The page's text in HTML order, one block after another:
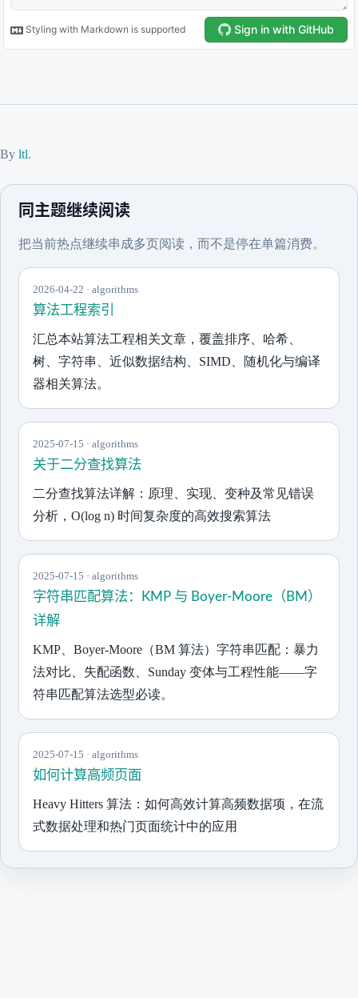
By ltl.
同主题继续阅读
把当前热点继续串成多页阅读，而不是停在单篇消费。
2026-04-22 · algorithms
算法工程索引
汇总本站算法工程相关文章，覆盖排序、哈希、
树、字符串、近似数据结构、SIMD、随机化与编译
器相关算法。
2025-07-15 · algorithms
关于二分查找算法
二分查找算法详解：原理、实现、变种及常见错误
分析，O(log n) 时间复杂度的高效搜索算法
2025-07-15 · algorithms
字符串匹配算法：KMP 与 Boyer-Moore（BM）
详解
KMP、Boyer-Moore（BM 算法）字符串匹配：暴力
法对比、失配函数、Sunday 变体与工程性能——字
符串匹配算法选型必读。
2025-07-15 · algorithms
如何计算高频页面
Heavy Hitters 算法：如何高效计算高频数据项，在流
式数据处理和热门页面统计中的应用